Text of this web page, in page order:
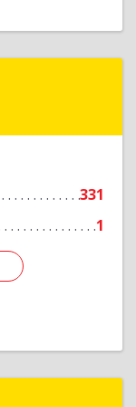
331
1
Подробнее